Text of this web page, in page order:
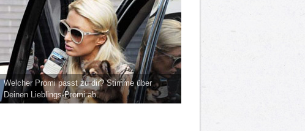
Welcher Promi passt zu dir? Stimme über
Deinen Lieblings-Promi ab.